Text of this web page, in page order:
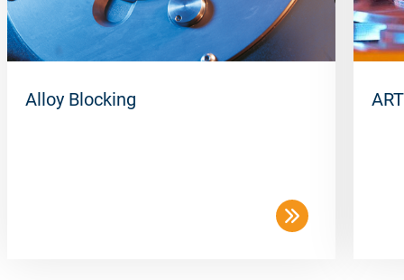
Alloy Blocking